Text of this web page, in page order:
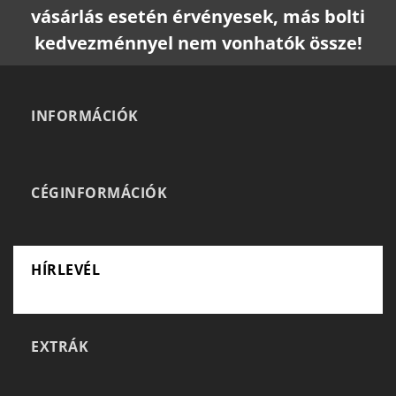
vásárlás esetén érvényesek, más bolti
kedvezménnyel nem vonhatók össze!
INFORMÁCIÓK
CÉGINFORMÁCIÓK
HÍRLEVÉL
EXTRÁK